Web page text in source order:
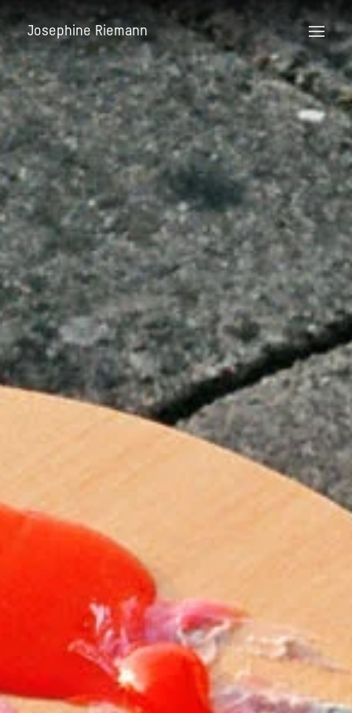
Josephine Riemann